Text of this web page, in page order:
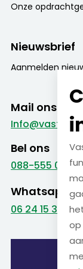
Onze
Nieuwsbrief
Aanmelden
Mail ons
Bel ons
088-555 09 99
Whatsapp
06 24 15 38 22
op